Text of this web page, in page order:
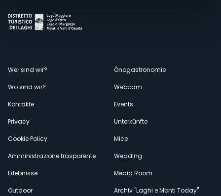
Menù
secondario
Wer sind wir?
Wo sind wir?
Kontakte
Privacy
Cookie Policy
Amministrazione trasparente
Erlebnisse
Outdoor
Önogastronomie
Webcam
Events
Unterkünfte
Mice
Wedding
Media Room
Archiv "Laghi e Monti Today"